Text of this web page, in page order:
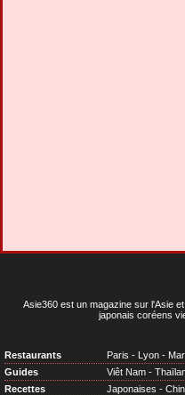
Asie360 est un magazine sur l'Asie
japonais coréens
Restaurants Paris - Lyon -
Guides
Viêt Nam -
Recettes
Japonaises -